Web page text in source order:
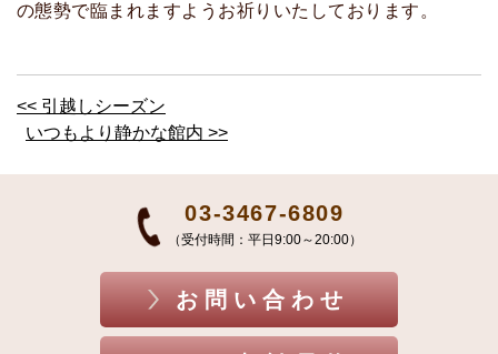
の態勢で臨まれますようお祈りいたしております。
<< 引越しシーズン
いつもより静かな館内 >>
03-3467-6809
（受付時間：平日9:00～20:00）
お問い合わせ